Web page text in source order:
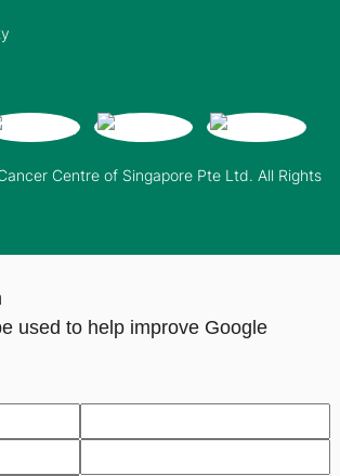
Centre of Singapore Pte Ltd. All Rights
used to help improve Google